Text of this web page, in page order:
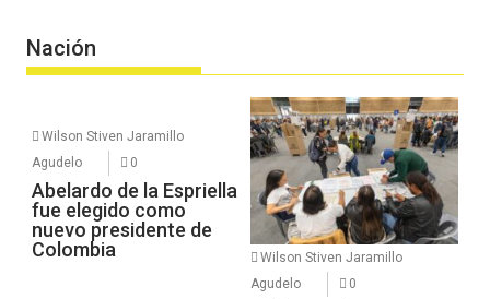
Nación
Wilson Stiven Jaramillo
Agudelo
0
Abelardo de la Espriella
fue elegido como
nuevo presidente de
Colombia
Wilson Stiven Jaramillo
Agudelo
0